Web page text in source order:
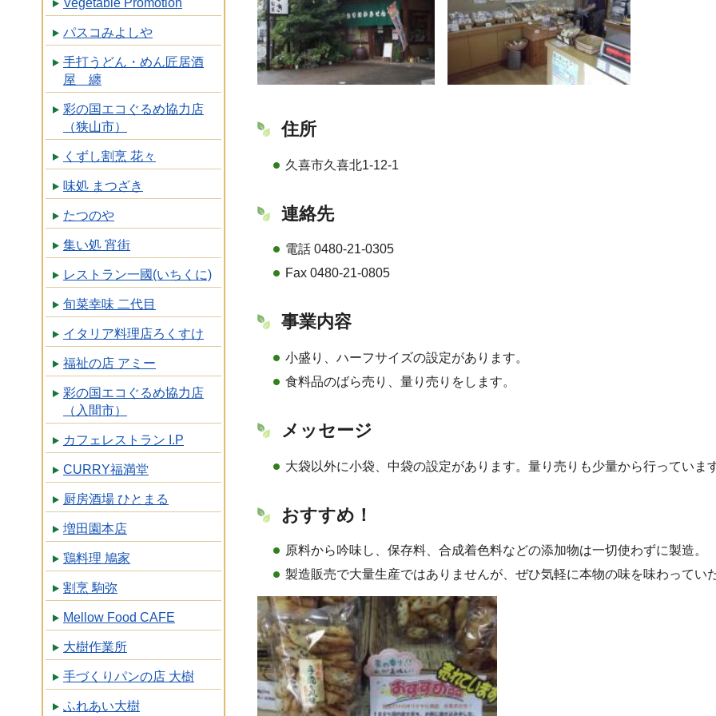
Vegetable Promotion
パスコみよしや
手打うどん・めん匠居酒
屋 纏
彩の国エコぐるめ協力店
（狭山市）
くずし割烹 花々
味処 まつざき
たつのや
集い処 宵街
レストラン一國(いちくに)
旬菜幸味 二代目
イタリア料理店ろくすけ
福祉の店 アミー
彩の国エコぐるめ協力店
（入間市）
カフェレストラン I.P
CURRY福満堂
厨房酒場 ひとまる
増田園本店
鶏料理 鳩家
割烹 駒弥
Mellow Food CAFE
大樹作業所
手づくりパンの店 大樹
ふれあい大樹
住所
久喜市久喜北1-12-1
連絡先
電話 0480-21-0305
Fax 0480-21-0805
事業内容
小盛り、ハーフサイズの設定があります。
食料品のばら売り、量り売りをします。
メッセージ
大袋以外に小袋、中袋の設定があります。量り売りも少量から行っています
おすすめ！
原料から吟味し、保存料、合成着色料などの添加物は一切使わずに製造。
製造販売で大量生産ではありませんが、ぜひ気軽に本物の味を味わってい